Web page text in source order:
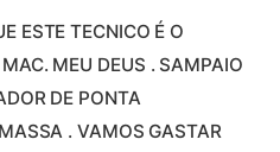
ESTE TECNICO É O
MEU DEUS . SAMPAIO
DE PONTA
. VAMOS GASTAR